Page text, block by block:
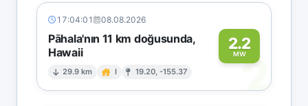
17:04:01 08.08.2026
Pāhala'nın 11 km doğusunda,
Hawaii
29.9 km I 19.20, -155.37
2.2
MW2